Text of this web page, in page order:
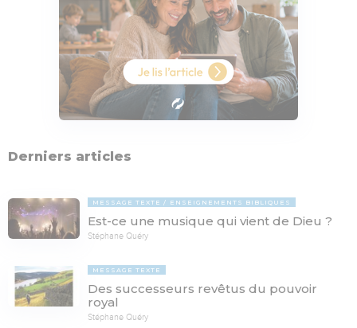
Derniers articles
MESSAGE TEXTE ENSEIGNEMENTS BIBLIQUES
Est-ce une musique qui vient de Dieu ?
Stéphane Quéry
MESSAGE TEXTE
Des successeurs revêtus du pouvoir
royal
Stéphane Quéry